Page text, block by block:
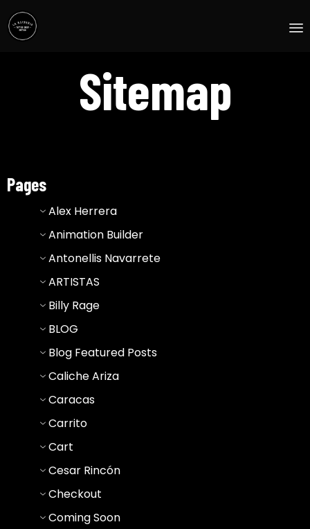
Sitemap
Pages
Alex Herrera
Animation Builder
Antonellis Navarrete
ARTISTAS
Billy Rage
BLOG
Blog Featured Posts
Caliche Ariza
Caracas
Carrito
Cart
Cesar Rincón
Checkout
Coming Soon